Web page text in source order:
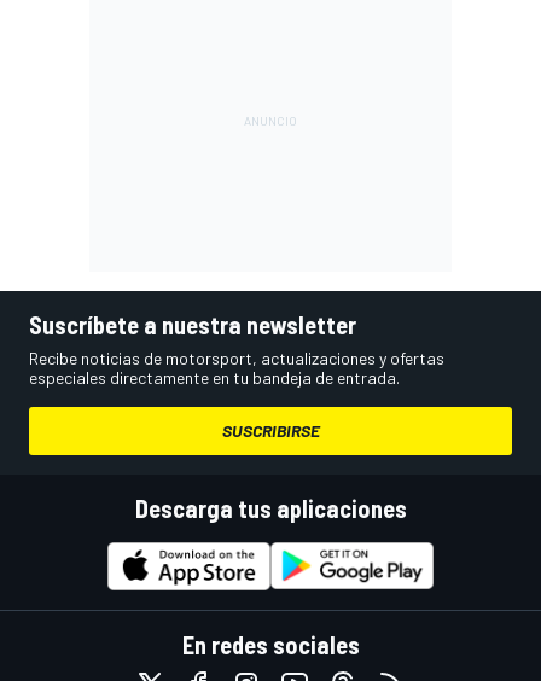
Suscríbete a nuestra newsletter
Recibe noticias de motorsport, actualizaciones y ofertas
especiales directamente en tu bandeja de entrada.
SUSCRIBIRSE
Descarga tus aplicaciones
En redes sociales